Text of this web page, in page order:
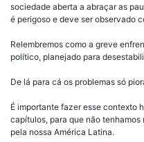
sociedade aberta a abraçar as
é perigoso e deve ser observado
Relembremos como a greve
político, planejado para
De lá para cá os problemas só
É importante fazer esse contexto
capítulos, para que não
pela nossa América Latina.